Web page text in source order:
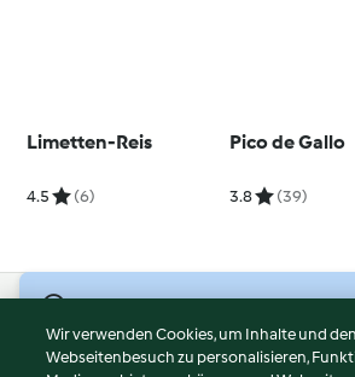
Limetten-Reis
4.5 (6)
Pico de Gallo
3.8 (39)
Nutzungsbedingungen
Wir verwenden Cookies, um Inhalte und den
Webseitenbesuch zu personalisieren,